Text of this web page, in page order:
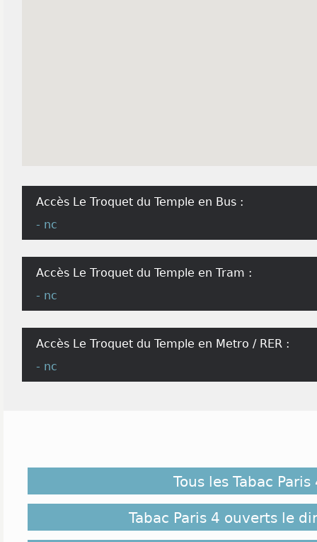
Accès Le Troquet du Temple en Bus :
- nc
Accès Le Troquet du Temple en Tram :
- nc
Accès Le Troquet du Temple en Metro / RER :
- nc
Tous les Tabac Paris
Tabac Paris 4 ouverts le